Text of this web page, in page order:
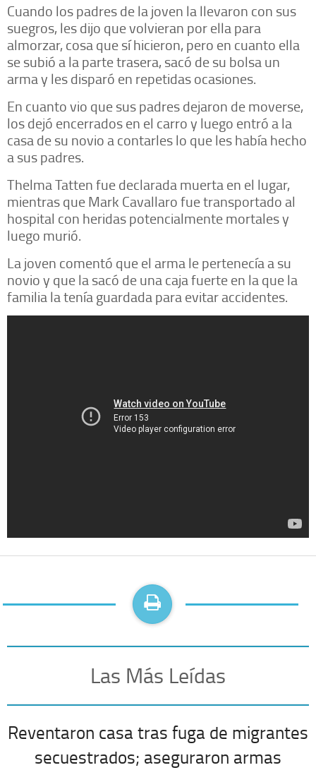
Cuando los padres de la joven la llevaron con sus
suegros, les dijo que volvieran por ella para
almorzar, cosa que sí hicieron, pero en cuanto ella
se subió a la parte trasera, sacó de su bolsa un
arma y les disparó en repetidas ocasiones.
En cuanto vio que sus padres dejaron de moverse,
los dejó encerrados en el carro y luego entró a la
casa de su novio a contarles lo que les había hecho
a sus padres.
Thelma Tatten fue declarada muerta en el lugar,
mientras que Mark Cavallaro fue transportado al
hospital con heridas potencialmente mortales y
luego murió.
La joven comentó que el arma le pertenecía a su
novio y que la sacó de una caja fuerte en la que la
familia la tenía guardada para evitar accidentes.
Las Más Leídas
Reventaron casa tras fuga de migrantes
secuestrados; aseguraron armas